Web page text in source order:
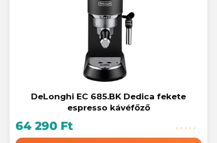
DeLonghi EC 685.BK Dedica fekete
espresso kávéfőző
64 290 Ft